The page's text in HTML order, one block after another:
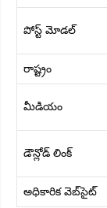
పోస్ట్ మోడల్
రాష్ట్రం
మీడియం
డౌన్లోడ్ లింక్
అధికారిక వెబ్‌సైట్